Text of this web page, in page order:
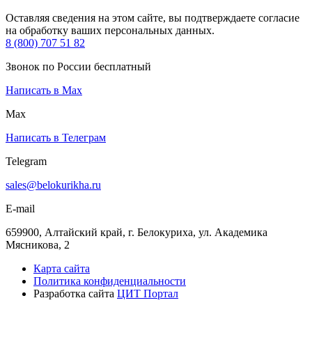
Оставляя сведения на этом сайте, вы подтверждаете согласие
на обработку ваших персональных данных.
8 (800) 707 51 82
Звонок по России бесплатный
Написать в Max
Max
Написать в Телеграм
Telegram
sales@belokurikha.ru
E-mail
659900, Алтайский край, г. Белокуриха, ул. Академика
Мясникова, 2
Карта сайта
Политика конфиденциальности
Разработка сайта ЦИТ Портал